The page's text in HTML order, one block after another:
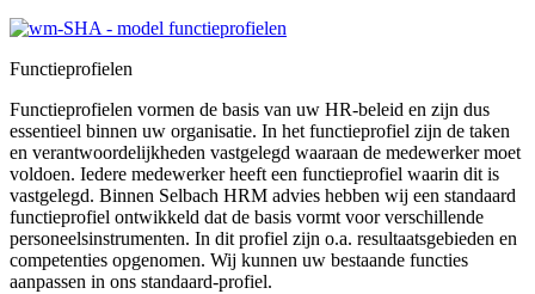
Functieprofielen
Functieprofielen vormen de basis van uw HR-beleid en zijn dus
essentieel binnen uw organisatie. In het functieprofiel zijn de taken
en verantwoordelijkheden vastgelegd waaraan de medewerker moet
voldoen. Iedere medewerker heeft een functieprofiel waarin dit is
vastgelegd. Binnen Selbach HRM advies hebben wij een standaard
functieprofiel ontwikkeld dat de basis vormt voor verschillende
personeelsinstrumenten. In dit profiel zijn o.a. resultaatsgebieden en
competenties opgenomen. Wij kunnen uw bestaande functies
aanpassen in ons standaard-profiel.